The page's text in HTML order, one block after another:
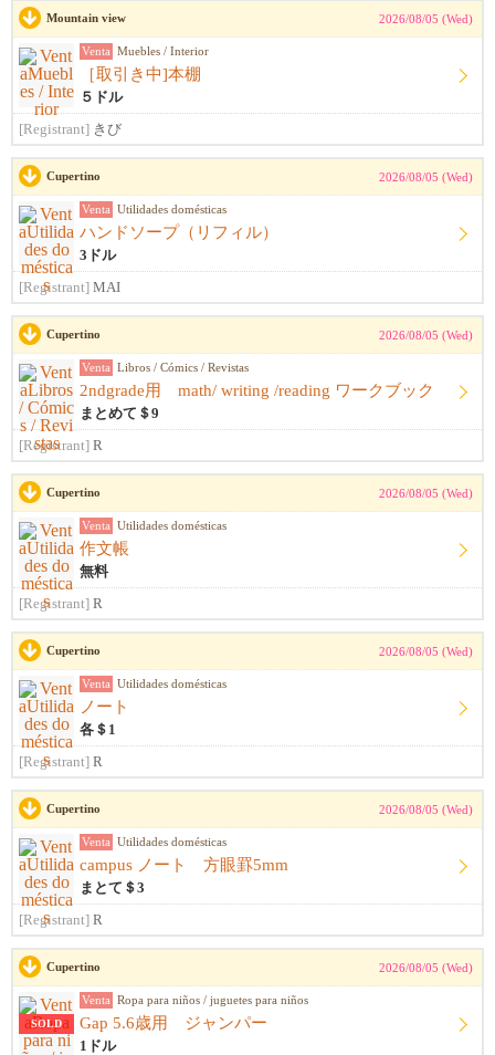
Mountain view 2026/08/05 (Wed)
Venta Muebles / Interior
［取引き中]本棚
５ドル
[Registrant] きび
Cupertino 2026/08/05 (Wed)
Venta Utilidades domésticas
ハンドソープ（リフィル）
3ドル
[Registrant] MAI
Cupertino 2026/08/05 (Wed)
Venta Libros / Cómics / Revistas
2ndgrade用 math/ writing /reading ワークブック
まとめて＄9
[Registrant] R
Cupertino 2026/08/05 (Wed)
Venta Utilidades domésticas
作文帳
無料
[Registrant] R
Cupertino 2026/08/05 (Wed)
Venta Utilidades domésticas
ノート
各＄1
[Registrant] R
Cupertino 2026/08/05 (Wed)
Venta Utilidades domésticas
campus ノート 方眼罫5mm
まとて＄3
[Registrant] R
Cupertino 2026/08/05 (Wed)
SOLD
Venta Ropa para niños / juguetes para niños
Gap 5.6歳用 ジャンパー
1ドル